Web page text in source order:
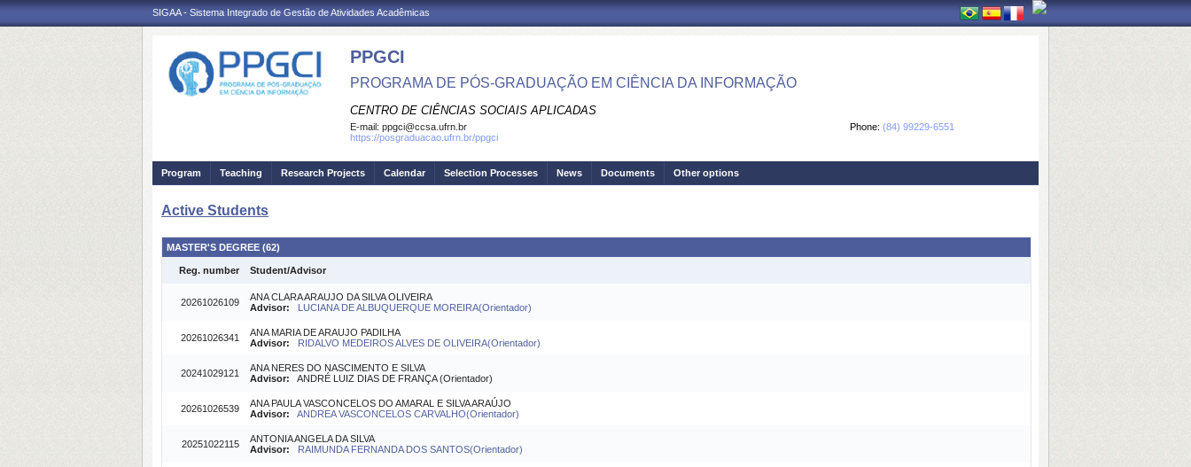
SIGAA - Sistema Integrado de Gestão de Atividades Acadêmicas
PPGCI
PROGRAMA DE PÓS-GRADUAÇÃO EM CIÊNCIA DA INFORMAÇÃO
CENTRO DE CIÊNCIAS SOCIAIS APLICADAS
Phone: (84) 99229-6551
E-mail: ppgci@ccsa.ufrn.br
https://posgraduacao.ufrn.br/ppgci
Program Teaching Research Projects Calendar Selection Processes News Documents Other options
Active Students
MASTER'S DEGREE (62)
Reg. number Student/Advisor
20261026109
ANA CLARA ARAUJO DA SILVA OLIVEIRA
Advisor:
LUCIANA DE ALBUQUERQUE MOREIRA(Orientador)
20261026341
ANA MARIA DE ARAUJO PADILHA
Advisor:
RIDALVO MEDEIROS ALVES DE OLIVEIRA(Orientador)
20241029121
ANA NERES DO NASCIMENTO E SILVA
Advisor: ANDRÉ LUIZ DIAS DE FRANÇA (Orientador)
20261026539
ANA PAULA VASCONCELOS DO AMARAL E SILVA ARAÚJO
Advisor:
ANDREA VASCONCELOS CARVALHO(Orientador)
20251022115
ANTONIA ANGELA DA SILVA
Advisor:
RAIMUNDA FERNANDA DOS SANTOS(Orientador)